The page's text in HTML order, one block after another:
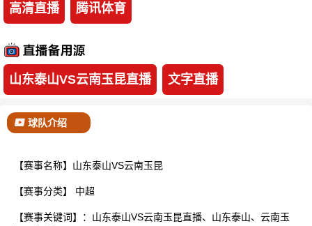
高清直播 腾讯体育
山东泰山VS云南玉昆直播 文字直播
球队介绍
【赛事名称】山东泰山VS云南玉昆
【赛事分类】 中超
【赛事关键词】：山东泰山VS云南玉昆直播、山东泰山、云南玉